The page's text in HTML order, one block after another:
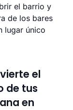
el barrio y
de los bares
lugar único
el
de tus
en